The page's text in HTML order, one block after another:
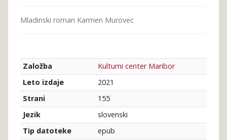
Mladinski roman Karmen Murovec
Založba
Kulturni center Maribor
Leto izdaje
2021
Strani
155
Jezik
slovenski
Tip datoteke
epub